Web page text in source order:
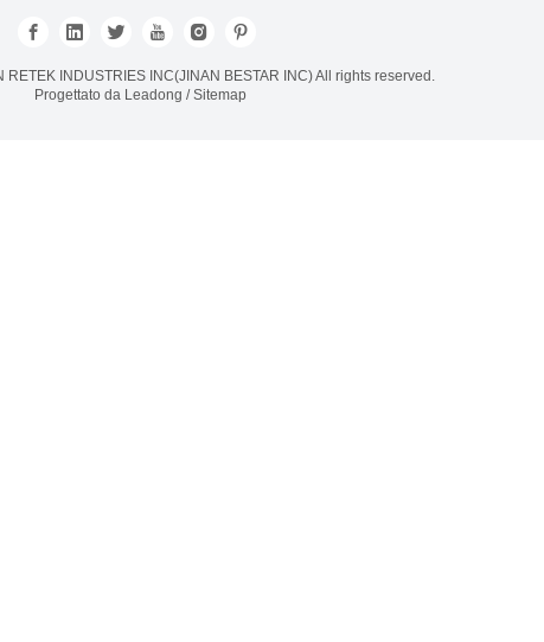
INDUSTRIES INC(JINAN BESTAR INC) All rights reserved.
Progettato da Leadong /Sitemap